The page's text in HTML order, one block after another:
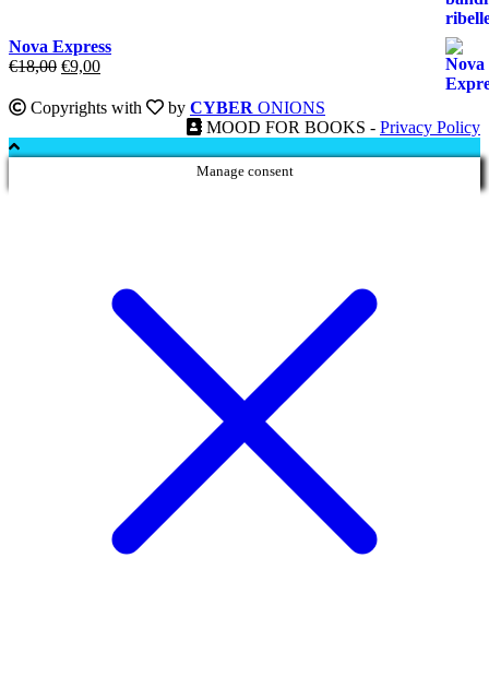
Nova Express
€18,00 Il
originale
€18,00.
€9,00Il
attuale
€9,00.
Copyrights with by CYBER ONIONS
MOOD FOR BOOKS - Privacy Policy
Manage consent